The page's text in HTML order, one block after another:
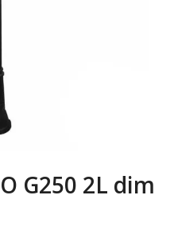
G250 2L dim